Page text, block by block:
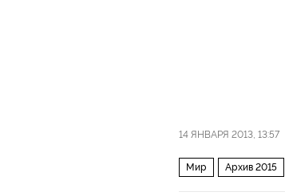
14 ЯНВАРЯ 2013, 13:57
Мир Архив 2015